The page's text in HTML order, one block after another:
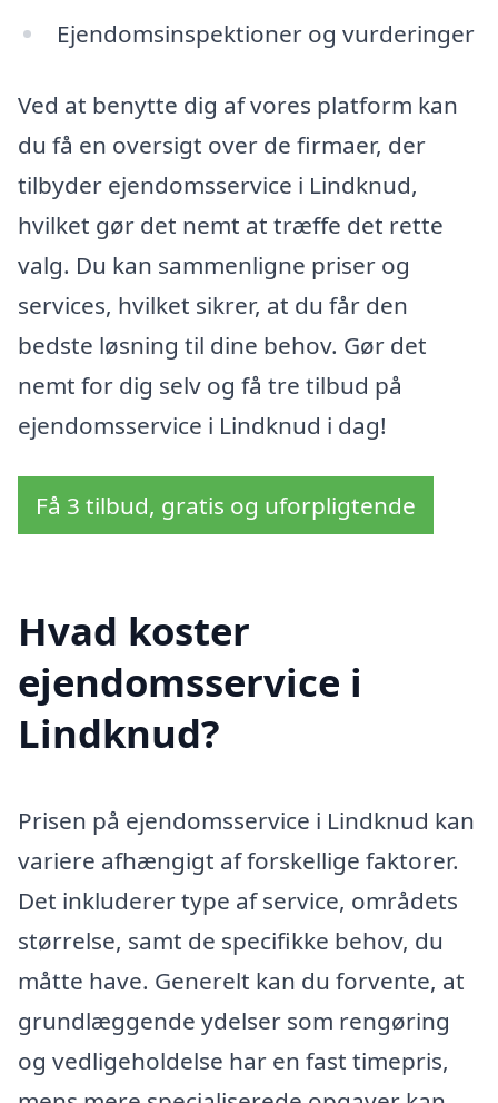
Ejendomsinspektioner og vurderinger
Ved at benytte dig af vores platform kan
du få en oversigt over de firmaer, der
tilbyder ejendomsservice i Lindknud,
hvilket gør det nemt at træffe det rette
valg. Du kan sammenligne priser og
services, hvilket sikrer, at du får den
bedste løsning til dine behov. Gør det
nemt for dig selv og få tre tilbud på
ejendomsservice i Lindknud i dag!
Få 3 tilbud, gratis og uforpligtende
Hvad koster
ejendomsservice i
Lindknud?
Prisen på ejendomsservice i Lindknud kan
variere afhængigt af forskellige faktorer.
Det inkluderer type af service, områdets
størrelse, samt de specifikke behov, du
måtte have. Generelt kan du forvente, at
grundlæggende ydelser som rengøring
og vedligeholdelse har en fast timepris,